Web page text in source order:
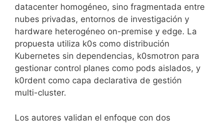
datacenter homogéneo, sino fragmentada entre
nubes privadas, entornos de investigación y
hardware heterogéneo on-premise y edge. La
propuesta utiliza k0s como distribución
Kubernetes sin dependencias, k0smotron para
gestionar control planes como pods aislados, y
k0rdent como capa declarativa de gestión
multi-cluster.
Los autores validan el enfoque con dos